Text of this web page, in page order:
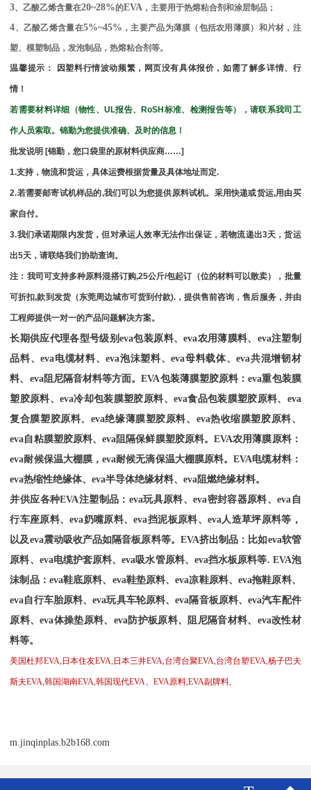
3、乙酸乙烯含量在20~28%的EVA ，主要用于热熔粘合剂和涂层制品；
4、乙酸乙烯含量在5%~45% ，主要产品为薄膜（包括农用薄膜）和片材，注
塑、模塑制品，发泡制品，热熔粘合剂等。
温馨提示： 因塑料行情波动频繁，网页没有具体报价，如需了解多详情、行
情！
若需要材料详细（物性、 UL报告、RoSH标准、 检测报告等），请联系我司工
作人员索取。锦勤为您提供准确、及时的信息！
批发说明 [锦勤，您口袋里的原材料供应商……]
1.支持，物流和货运，具体运费根据货量及具体地址而定.
2.若需要邮寄试机样品的,我们可以为您提供原料试机。采用快递或货运,用由买
家自付。
3.我们承诺期限内发货，但对承运人效率无法作出保证，若物流递出3天，货运
出5天，请联络我们协助查询。
注：我司可支持多种原料混搭订购,25公斤/包起订（位的材料可以散卖），批量
可折扣,款到发货（东莞周边城市可货到付款). ，提供售前咨询，售后服务，并由
工程师提供一对一的产品问题解决方案。
长期供应代理各型号级别eva包装原料、eva农用薄膜料、 eva注塑制
品料、eva电缆材料、eva泡沫塑料、eva母料载体、eva共混增韧材
料、 eva阻尼隔音材料等方面。EVA包装薄膜塑胶原料：eva重包装膜
塑胶原料、eva冷却包装膜塑胶原料、 eva食品包装膜塑胶原料、 eva
复合膜塑胶原料、 eva绝缘薄膜塑胶原料、 eva热收缩膜塑胶原料、
eva自粘膜塑胶原料、eva阻隔保鲜膜塑胶原料。EVA农用薄膜原料：
eva耐候保温大棚膜，eva耐候无滴保温大棚膜原料。EVA电缆材料：
eva热缩性绝缘体、eva半导体绝缘材料、eva阻燃绝缘材料。
并供应各种EVA注塑制品： eva玩具原料、eva密封容器原料、eva自
行车座原料、eva奶嘴原料、eva挡泥板原料、 eva人造草坪原料等，
以及eva震动吸收产品如隔音板原料等。 EVA挤出制品：比如eva软管
原料、 eva电缆护套原料、eva吸水管原料、 eva挡水板原料等. EVA泡
沫制品： eva鞋底原料、 eva鞋垫原料、eva凉鞋原料、eva拖鞋原料、
eva自行车胎原料、eva玩具车轮原料、eva隔音板原料、eva汽车配件
原料、eva体操垫原料、 eva防护板原料、阻尼隔音材料、 eva改性材
料等。
美国杜邦EVA, 日本住友EVA, 日本三井EVA, 台湾台聚EVA, 台湾台塑EVA, 杨子巴夫
斯夫EVA,韩国湖南EVA,韩国现代EVA 、EVA原料 ,EVA副牌料
m.jinqinplas.b2b168.com